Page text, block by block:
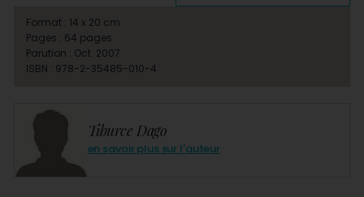
Tiburce Dago
en savoir plus sur l'auteur
Format : 14 x 20 cm
Pages : 64 pages
Parution : Oct. 2007
ISBN : 978-2-35485-010-4